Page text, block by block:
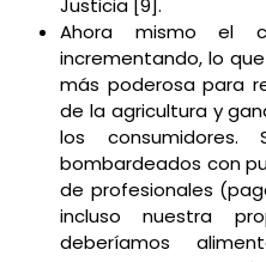
Justicia [9].
Ahora mismo el
incrementando, lo
más poderosa para
de la agricultura y
los
bombardeados con
de profesionales
incluso nuestra
deberíamos